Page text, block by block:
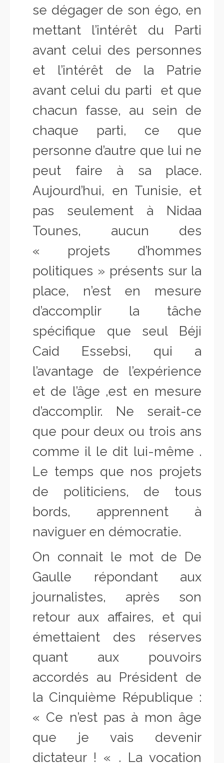
se dégager de son égo, en
mettant l’intérêt du Parti
avant celui des personnes
et l’intérêt de la Patrie
avant celui du parti et que
chacun fasse, au sein de
chaque parti, ce que
personne d’autre que lui ne
peut faire à sa place.
Aujourd’hui, en Tunisie, et
pas seulement à Nidaa
Tounes, aucun des
« projets d’hommes
politiques » présents sur la
place, n’est en mesure
d’accomplir la tâche
spécifique que seul Béji
Caid Essebsi, qui a
l’avantage de l’expérience
et de l’âge ,est en mesure
d’accomplir. Ne serait-ce
que pour deux ou trois ans
comme il le dit lui-même .
Le temps que nos projets
de politiciens, de tous
bords, apprennent à
naviguer en démocratie.
On connait le mot de De
Gaulle répondant aux
journalistes, après son
retour aux affaires, et qui
émettaient des réserves
quant aux pouvoirs
accordés au Président de
la Cinquième République :
« Ce n’est pas à mon âge
que je vais devenir
dictateur ! « . La vocation